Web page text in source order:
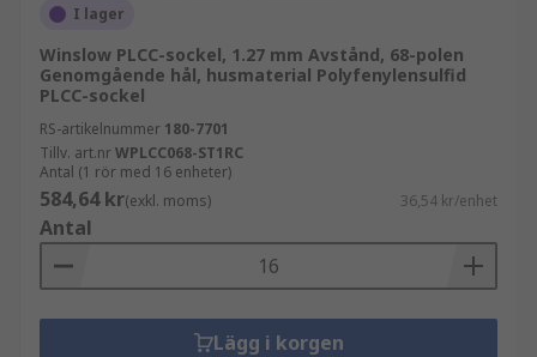
I lager
Winslow PLCC-sockel, 1.27 mm Avstånd, 68-polen
Genomgående hål, husmaterial Polyfenylensulfid
PLCC-sockel
RS-artikelnummer 180-7701
Tillv. art.nrWPLCC068-ST1RC
Antal (1 rör med 16 enheter)
584,64 kr(exkl. moms) 36,54 kr/enhet
Antal
Lägg i korgen